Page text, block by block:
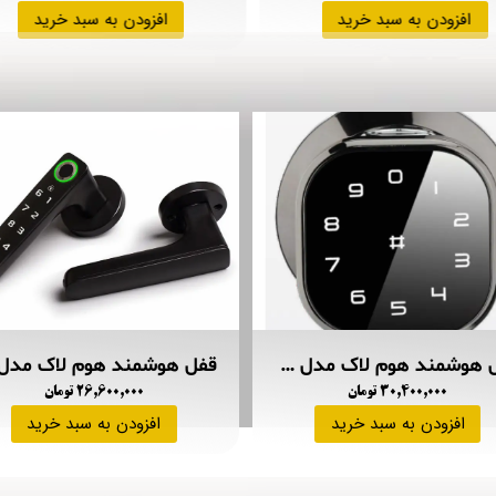
افزودن به سبد خرید افزودن به سبد خرید
۲۶,۶۰۰,۰۰۰ تومان
افزودن به سبد خرید
قفل هوشمند هوم لاک مدل B220
۳۰,۴۰۰,۰۰۰ تومان
افزودن به سبد خرید